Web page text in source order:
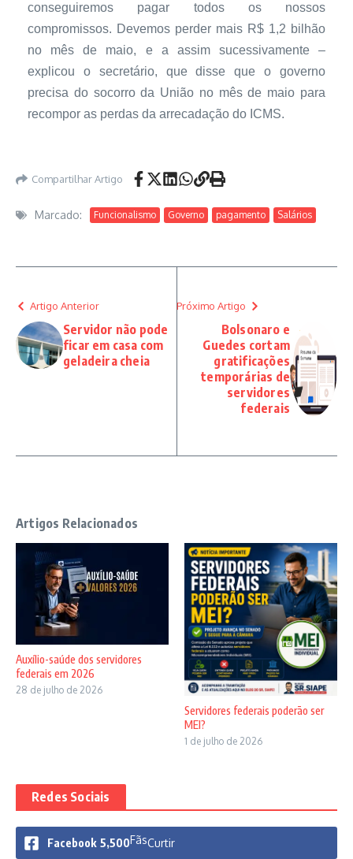
conseguiremos pagar todos os nossos
compromissos. Devemos perder mais R$ 1,2 bilhão
no mês de maio, e a assim sucessivamente –
explicou o secretário, que disse que o governo
precisa do socorro da União no mês de maio para
recompor as perdas da arrecadação do ICMS.
Compartilhar Artigo
Marcado: Funcionalismo Governo pagamento Salários
Artigo Anterior
Servidor não pode
ficar em casa com
geladeira cheia
Próximo Artigo
Bolsonaro e
Guedes cortam
gratificações
temporárias de
servidores
federais
Artigos Relacionados
Auxílio-saúde dos servidores
federais em 2026
28 de julho de 2026
Servidores federais poderão ser
MEI?
1 de julho de 2026
Redes Sociais
Facebook 5,500FãsCurtir